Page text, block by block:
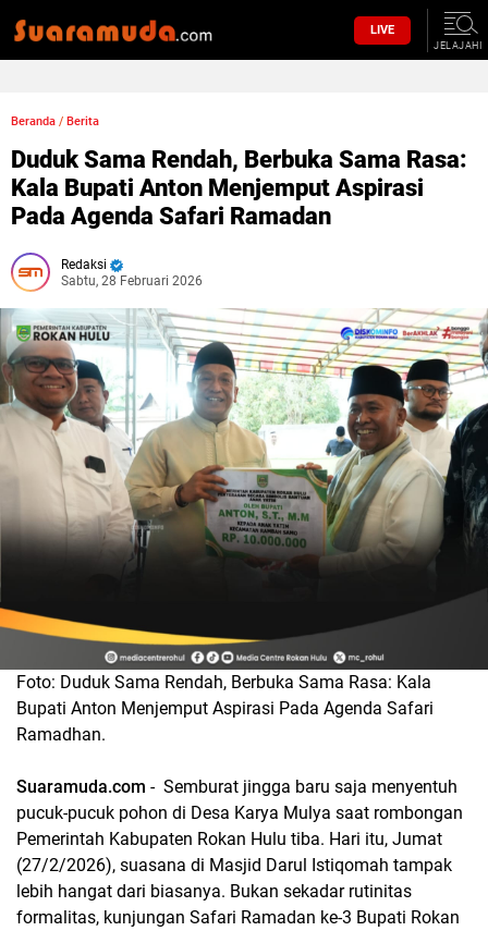
LIVE
JELAJAHI
Beranda / Berita
Duduk Sama Rendah, Berbuka Sama Rasa:
Kala Bupati Anton Menjemput Aspirasi
Pada Agenda Safari Ramadan
Redaksi
Sabtu, 28 Februari 2026
Foto: Duduk Sama Rendah, Berbuka Sama Rasa: Kala
Bupati Anton Menjemput Aspirasi Pada Agenda Safari
Ramadhan.
Suaramuda.com - Semburat jingga baru saja menyentuh
pucuk-pucuk pohon di Desa Karya Mulya saat rombongan
Pemerintah Kabupaten Rokan Hulu tiba. Hari itu, Jumat
(27/2/2026), suasana di Masjid Darul Istiqomah tampak
lebih hangat dari biasanya. Bukan sekadar rutinitas
formalitas, kunjungan Safari Ramadan ke-3 Bupati Rokan